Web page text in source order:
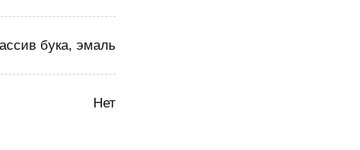
бука, эмаль
Нет